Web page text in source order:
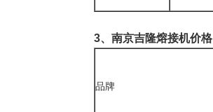
3、南京吉隆熔接机价格
品牌